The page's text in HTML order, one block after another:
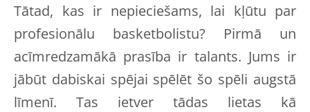
Tātad, kas ir nepieciešams, lai kļūtu par
profesionālu basketbolistu? Pirmā un
acīmredzamākā prasība ir talants. Jums ir
jābūt dabiskai spējai spēlēt šo spēli augstā
līmenī. Tas ietver tādas lietas kā